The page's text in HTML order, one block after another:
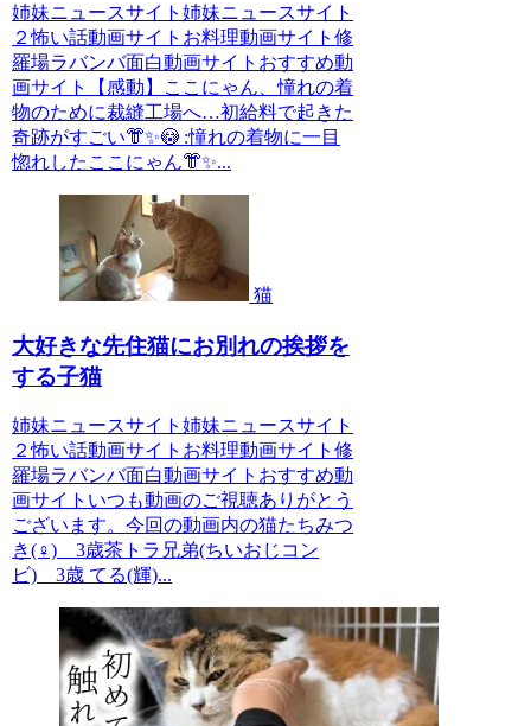
姉妹ニュースサイト姉妹ニュースサイト
２怖い話動画サイトお料理動画サイト修
羅場ラバンバ面白動画サイトおすすめ動
画サイト【感動】ここにゃん、憧れの着
物のために裁縫工場へ…初給料で起きた
奇跡がすごい👘✨😳 :憧れの着物に一目
惚れしたここにゃん👘✨...
猫
大好きな先住猫にお別れの挨拶を
する子猫
姉妹ニュースサイト姉妹ニュースサイト
２怖い話動画サイトお料理動画サイト修
羅場ラバンバ面白動画サイトおすすめ動
画サイトいつも動画のご視聴ありがとう
ございます。今回の動画内の猫たちみつ
き(♀) 3歳茶トラ兄弟(ちいおじコン
ビ) 3歳 てる(輝)...